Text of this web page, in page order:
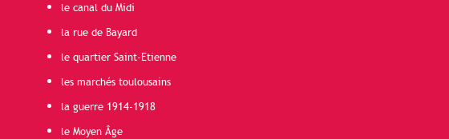
le canal du Midi
la rue de Bayard
le quartier Saint-Etienne
les marchés toulousains
la guerre 1914-1918
le Moyen Âge